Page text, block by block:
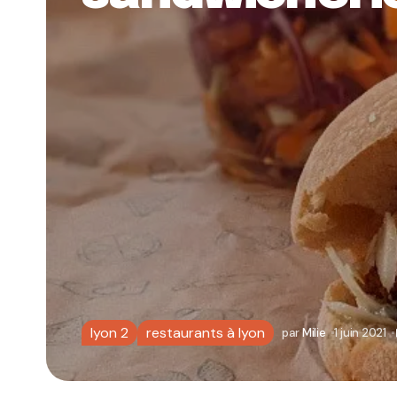
lyon 2 restaurants à lyon parMilie 1 juin 2021